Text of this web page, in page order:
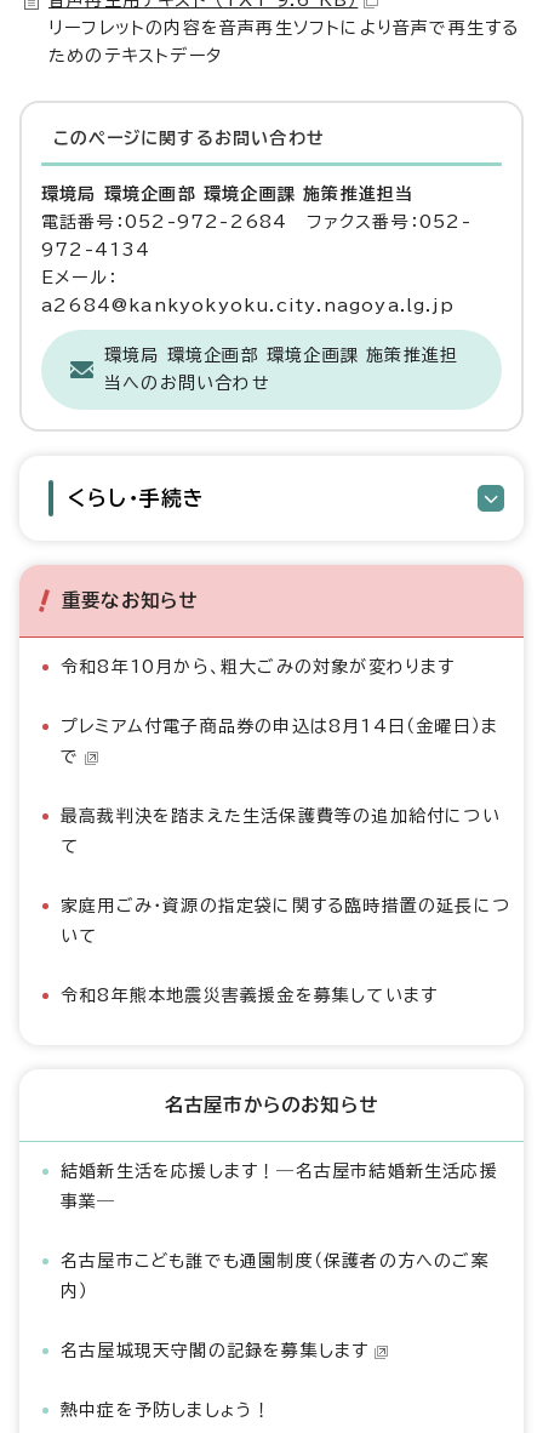
リーフレットの内容を音声再生ソフトにより音声で再生する
ためのテキストデータ
このページに関する お問い合わせ
環境局 環境企画部 環境企画課 施策推進担当
電話番号：052-972-2684 ファクス番号：052-
972-4134
Eメール：
a2684@kankyokyoku.city.nagoya.lg.jp
環境局 環境企画部 環境企画課 施策推進担
当へのお問い合わせ
くらし・手続き
重要なお知らせ
令和8年10月から、粗大ごみの対象が変わります
プレミアム付電子商品券の申込は8月14日（金曜日）ま
で
最高裁判決を踏まえた生活保護費等の追加給付につい
て
家庭用ごみ・資源の指定袋に関する臨時措置の延長につ
いて
令和8年熊本地震災害義援金を募集しています
名古屋市からのお知らせ
結婚新生活を応援します！―名古屋市結婚新生活応援
事業―
名古屋市こども誰でも通園制度（保護者の方へのご案
内）
名古屋城現天守閣の記録を募集します
熱中症を予防しましょう！